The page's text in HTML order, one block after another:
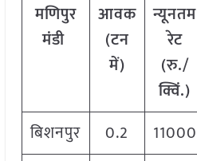
मणिपुर
मंडी
आवक
(टन
में)
न्यूनतम
रेट
(रु./
क्विं.)
बिशनपुर
0.2 11000